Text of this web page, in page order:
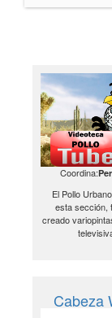
Coordina:
El Pollo
esta sección,
creado
Cabeza